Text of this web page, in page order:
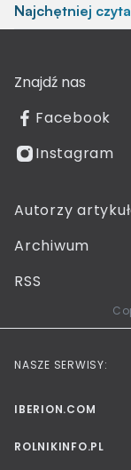
Najchętniej
Znajdź nas
Facebook
Instagram
Autorzy
Archiwum
RSS
NASZE SERWISY:
IBERION.COM
ROLNIKINFO.PL